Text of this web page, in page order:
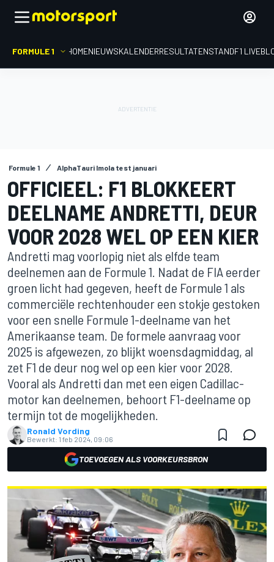
FORMULE 1 HOMENIEUWSKALENDERRESULTATENSTANDF1
Formule 1 AlphaTauri Imola test januari
OFFICIEEL: F1 BLOKKEERT
DEELNAME ANDRETTI, DEUR
VOOR 2028 WEL OP EEN KIER
Andretti mag voorlopig niet als elfde team
deelnemen aan de Formule 1. Nadat de FIA eerder
groen licht had gegeven, heeft de Formule 1 als
commerciële rechtenhouder een stokje gestoken
voor een snelle Formule 1-deelname van het
Amerikaanse team. De formele aanvraag voor
2025 is afgewezen, zo blijkt woensdagmiddag, al
zet F1 de deur nog wel op een kier voor 2028.
Vooral als Andretti dan met een eigen Cadillac-
motor kan deelnemen, behoort F1-deelname op
termijn tot de mogelijkheden.
Ronald Vording
Bewerkt: 1 feb 2024, 09:06
TOEVOEGEN ALS VOORKEURSBRON